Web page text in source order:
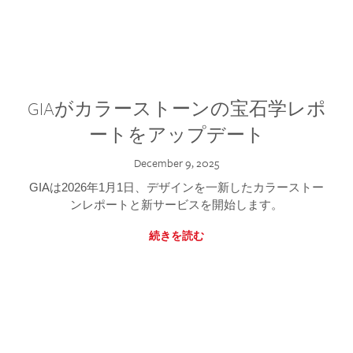
GIAがカラーストーンの宝石学レポ
ートをアップデート
December 9, 2025
GIAは2026年1月1日、デザインを一新したカラーストー
ンレポートと新サービスを開始します。
続きを読む